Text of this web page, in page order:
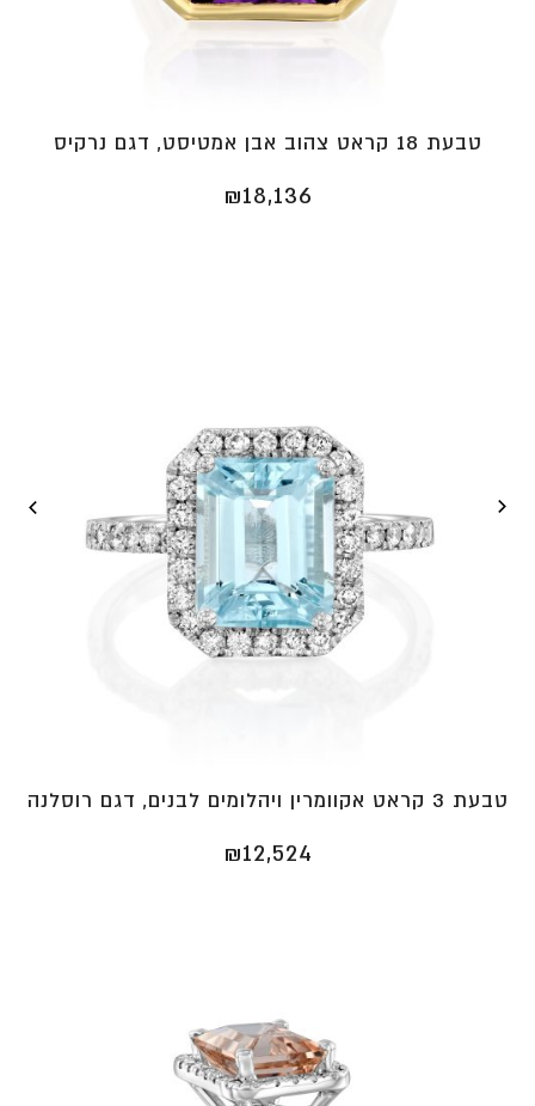
טבעת 18 קראט צהוב אבן אמטיסט, דגם נרקיס
₪18,136
טבעת 3 קראט אקוומרין ויהלומים לבנים, דגם רוסלנה
₪12,524